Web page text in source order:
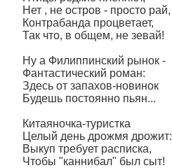
Нет , не остров - просто рай,
Контрабанда процветает,
Так что, в общем, не зевай!
Ну а Филиппинский рынок -
Фантастический роман:
Здесь от запахов-новинок
Будешь постоянно пьян...
Китаяночка-туристка
Целый день дрожмя дрожит:
Выкуп требует расписка,
Чтобы "каннибал" был сыт!